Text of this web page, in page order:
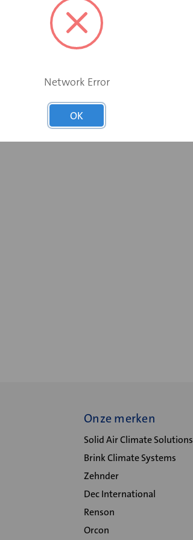
Onze merken
Solid Air Climate Solutions
Brink Climate Systems
Zehnder
Dec International
Renson
Orcon
Network Error
OK